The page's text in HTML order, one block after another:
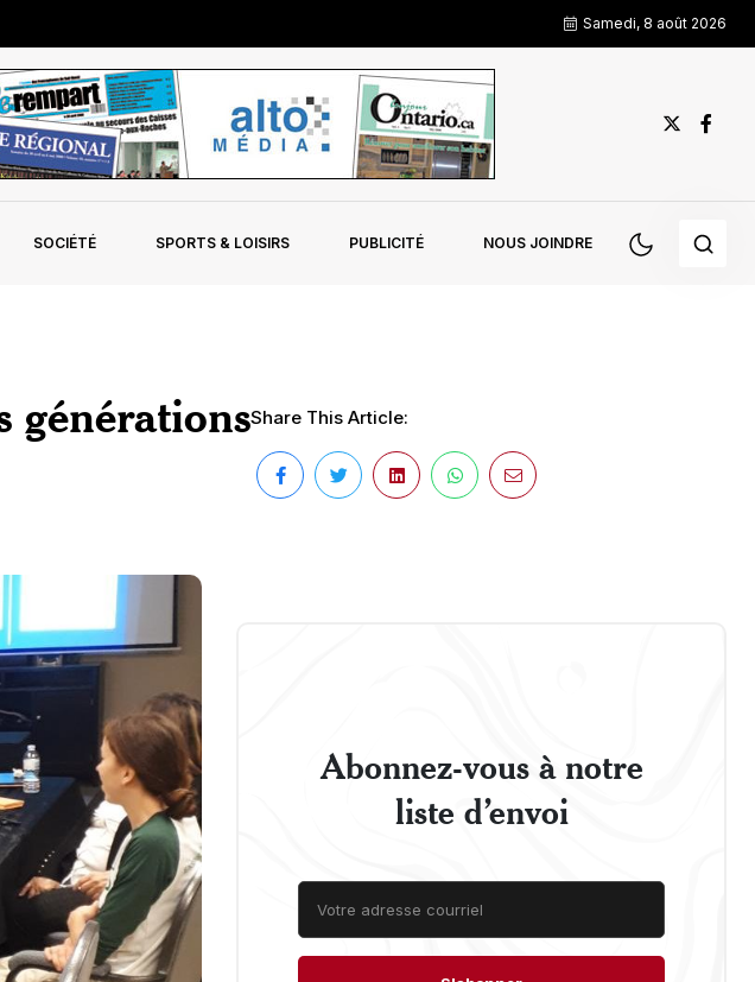
Samedi, 8 août 2026
SOCIÉTÉ SPORTS & LOISIRS PUBLICITÉ NOUS JOINDRE
générationsShare This Article:
Abonnez-vous à notre
liste d’envoi